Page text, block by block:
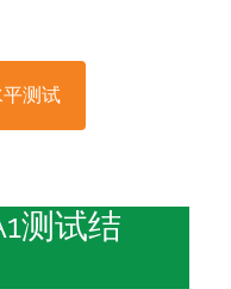
测试
测试结